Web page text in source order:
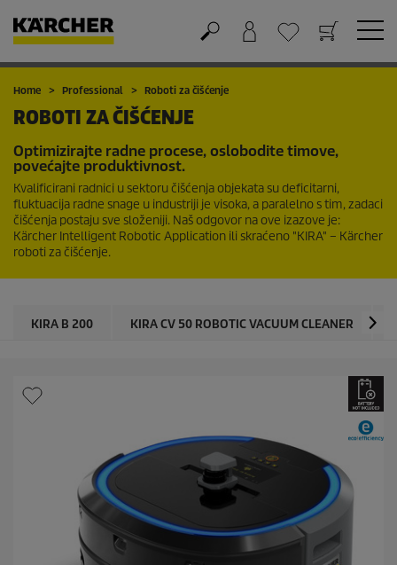
Košarica
Lista želja
Home Professional Roboti za čišćenje
ROBOTI ZA ČIŠĆENJE
Optimizirajte radne procese, oslobodite timove,
povećajte produktivnost.
Kvalificirani radnici u sektoru čišćenja objekata su deficitarni,
fluktuacija radne snage u industriji je visoka, a paralelno s tim, zadaci
čišćenja postaju sve složeniji. Naš odgovor na ove izazove je:
Kärcher Intelligent Robotic Application ili skraćeno "KIRA" – Kärcher
roboti za čišćenje.
KIRA B 200 KIRA CV 50 ROBOTIC VACUUM CLEANER